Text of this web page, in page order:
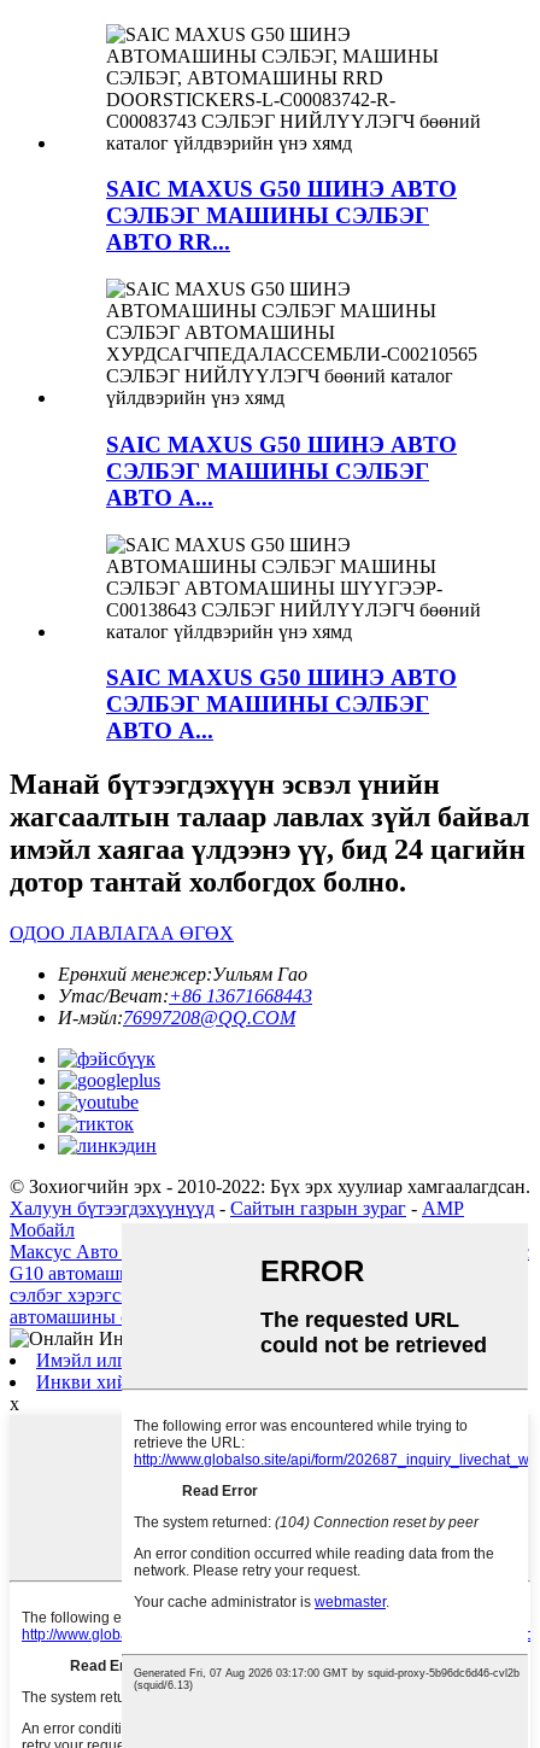
SAIC MAXUS G50 ШИНЭ АВТО
СЭЛБЭГ МАШИНЫ СЭЛБЭГ
АВТО RR...
SAIC MAXUS G50 ШИНЭ АВТО
СЭЛБЭГ МАШИНЫ СЭЛБЭГ
АВТО А...
SAIC MAXUS G50 ШИНЭ АВТО
СЭЛБЭГ МАШИНЫ СЭЛБЭГ
АВТО А...
Манай бүтээгдэхүүн эсвэл үнийн
жагсаалтын талаар лавлах зүйл байвал
имэйл хаягаа үлдээнэ үү, бид 24 цагийн
дотор тантай холбогдох болно.
ОДОО ЛАВЛАГАА ӨГӨХ
Ерөнхий менежер:Уильям Гао
Утас/Вечат:+86 13671668443
И-мэйл:76997208@QQ.COM
© Зохиогчийн эрх - 2010-2022: Бүх эрх хуулиар хамгаалагдсан.
Халуун бүтээгдэхүүнүүд - Сайтын газрын зураг - AMP
Мобайл
Максус Авто Сэлбэг
Максус
G10 автомашины сэлбэг хэрэгсэл,SAIC MG GT автомашины
сэлбэг хэрэгсэл
автомашины сэлбэг хэрэгсэл
Имэйл илгээх
Инкви хийх
x